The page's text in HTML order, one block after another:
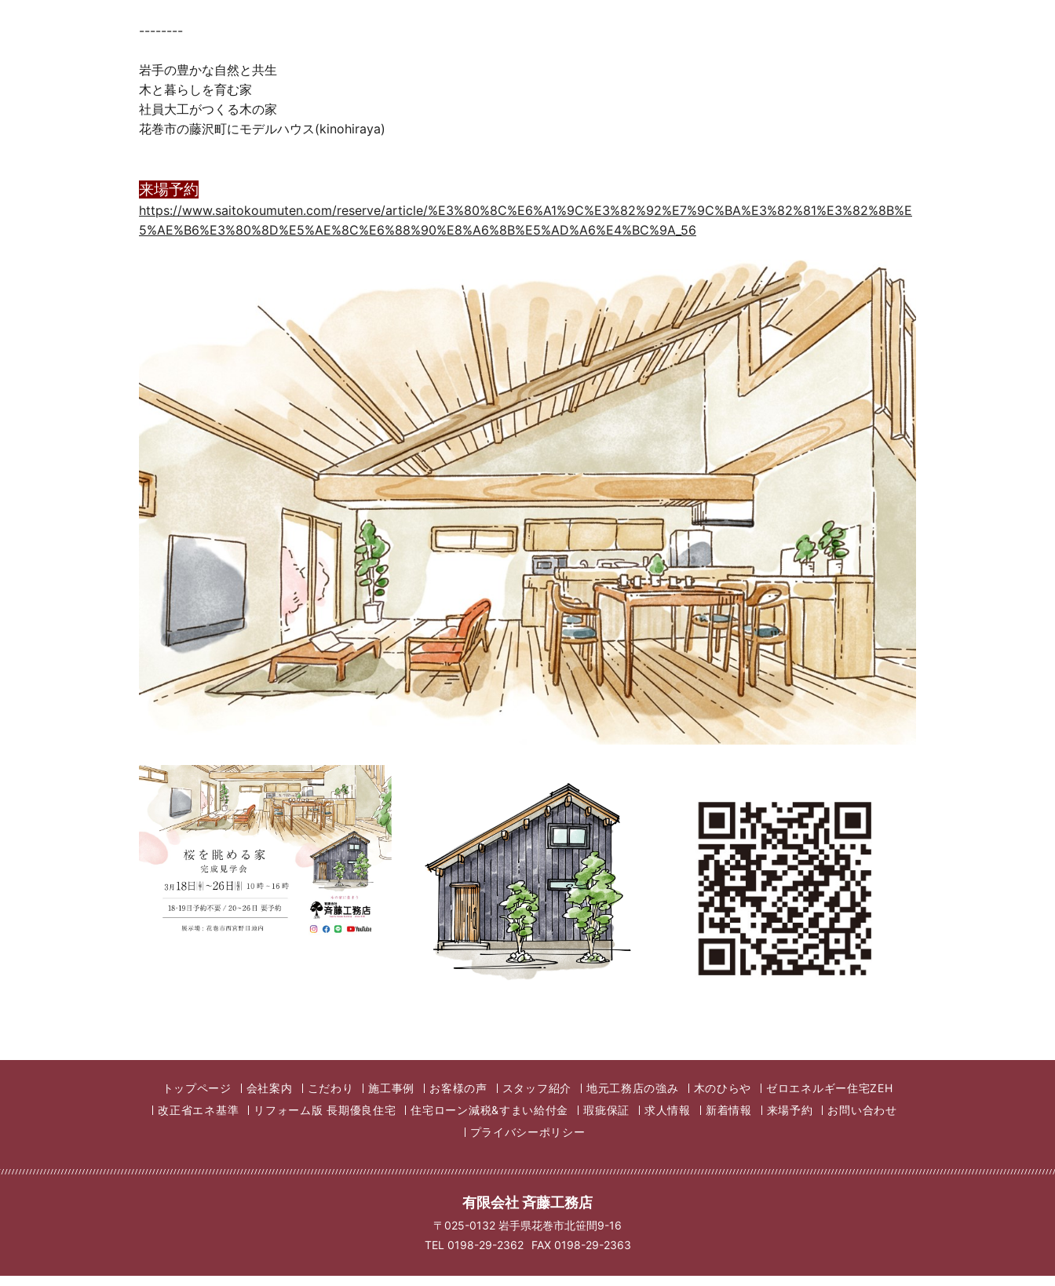
--------
岩手の豊かな自然と共生
木と暮らしを育む家
社員大工がつくる木の家
花巻市の藤沢町にモデルハウス(kinohiraya)
来場予約
https://www.saitokoumuten.com/reserve/article/%E3%80%8C%E6%A1%9C%E3%82%92%E7%9C%BA%E3%82%81%E3%82%8B%E
5%AE%B6%E3%80%8D%E5%AE%8C%E6%88%90%E8%A6%8B%E5%AD%A6%E4%BC%9A_56
トップページ 会社案内 こだわり 施工事例 お客様の声 スタッフ紹介 地元工務店の強み 木のひらや
ゼロエネルギー住宅ZEH
改正省エネ基準
リフォーム版 長期優良住宅 住宅ローン減税&すまい給付金 瑕疵保証 求人情報 新着情報 来場予約
お問い合わせ
プライバシーポリシー
有限会社 斉藤工務店
〒025-0132 岩手県花巻市北笹間9-16
TEL 0198-29-2362
FAX 0198-29-2363